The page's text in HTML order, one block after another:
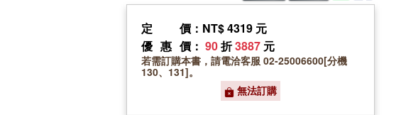
定價 ：NT$ 4319 元
優惠價 ： 90折3887 元
若需訂購本書，請電洽客服 02-25006600[分機
130、131]。
無法訂購